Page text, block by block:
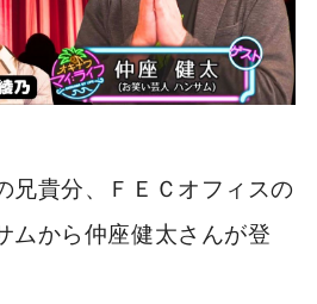
兄貴分、ＦＥＣオフィスの
ムから仲座健太さんが登